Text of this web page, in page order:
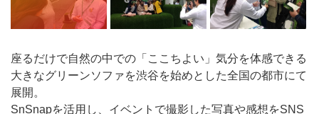
座るだけで自然の中での「ここちよい」気分を体感できる
大きなグリーンソファを渋谷を始めとした全国の都市にて
展開。
SnSnapを活用し、イベントで撮影した写真や感想をSNS